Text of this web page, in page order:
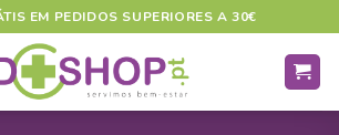
EM PEDIDOS SUPERIORES A 30€